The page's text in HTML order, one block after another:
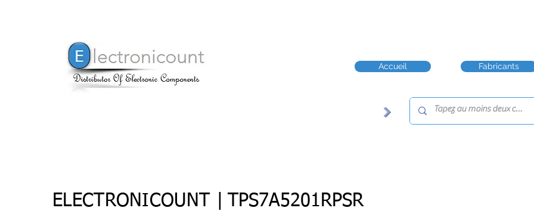
Accueil Fabricants
ELECTRONICOUNT | TPS7A5201RPSR